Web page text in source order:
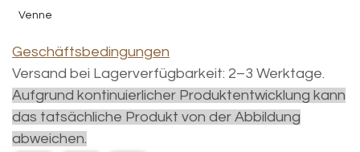
Venne
Geschäftsbedingungen
Versand bei Lagerverfügbarkeit: 2–3 Werktage.
Aufgrund kontinuierlicher Produktentwicklung kann
das tatsächliche Produkt von der Abbildung
abweichen.